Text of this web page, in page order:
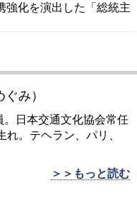
強化を演出した「総統主
み）
日本交通文化協会常任
。テヘラン、パリ、
＞＞もっと読む